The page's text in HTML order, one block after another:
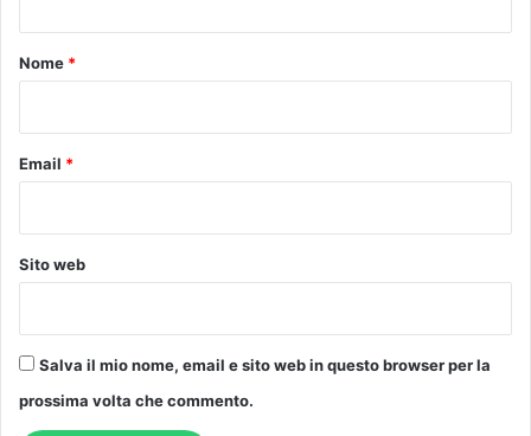
o
Nome *
Email *
Sito web
Salva il mio nome, email e sito web in questo browser per la
prossima volta che commento.